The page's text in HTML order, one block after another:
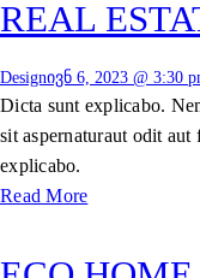
REAL
Designივნ 6, 2023 @ 3:30
Dicta sunt explicabo.
sit aspernaturaut odit
explicabo.
Read More